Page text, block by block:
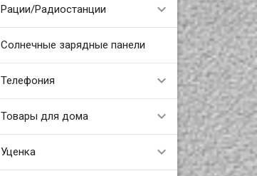
Рации/Радиостанции
Солнечные зарядные панели
Телефония
Товары для дома
Уценка